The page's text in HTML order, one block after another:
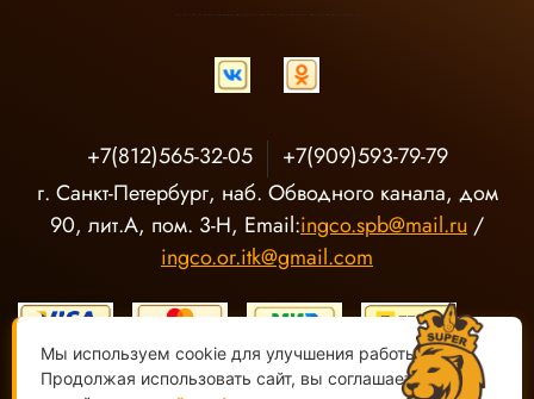
+7(812)565-32-05
+7(909)593-79-79
г. Санкт-Петербург, наб. Обводного канала, дом
90, лит.А, пом. 3-Н, Email:ingco.spb@mail.ru /
ingco.or.itk@gmail.com
Мы используем cookie для улучшения работы сайта.
Продолжая использовать сайт, вы соглашаетесь с